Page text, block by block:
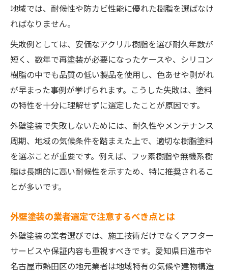
地域では、耐候性や防カビ性能に優れた樹脂を選ばなけ
ればなりません。
失敗例としては、安価なアクリル樹脂を選び耐久年数が
短く、数年で再塗装が必要になったケースや、シリコン
樹脂の中でも品質の低い製品を使用し、色あせや剥がれ
が早まった事例が挙げられます。こうした失敗は、塗料
の特性を十分に理解せずに選定したことが原因です。
外壁塗装で失敗しないためには、耐久性やメンテナンス
周期、地域の気候条件を踏まえた上で、適切な樹脂塗料
を選ぶことが重要です。例えば、フッ素樹脂や無機系樹
脂は長期的に高い耐候性を示すため、特に推奨されるこ
とが多いです。
外壁塗装の業者選定で注意するべき点とは
外壁塗装の業者選びでは、施工技術だけでなくアフター
サービスや保証内容も重視すべきです。愛知県日進市や
名古屋市熱田区の地元業者は地域特有の気候や建物構造